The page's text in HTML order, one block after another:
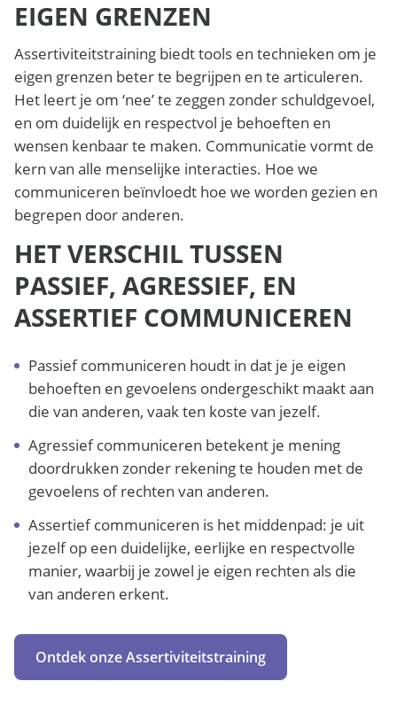
EIGEN GRENZEN
Assertiviteitstraining biedt tools en technieken om je
eigen grenzen beter te begrijpen en te articuleren.
Het leert je om ‘nee’ te zeggen zonder schuldgevoel,
en om duidelijk en respectvol je behoeften en
wensen kenbaar te maken. Communicatie vormt de
kern van alle menselijke interacties. Hoe we
communiceren beïnvloedt hoe we worden gezien en
begrepen door anderen.
HET VERSCHIL TUSSEN
PASSIEF, AGRESSIEF, EN
ASSERTIEF COMMUNICEREN
Passief communiceren houdt in dat je je eigen
behoeften en gevoelens ondergeschikt maakt aan
die van anderen, vaak ten koste van jezelf.
Agressief communiceren betekent je mening
doordrukken zonder rekening te houden met de
gevoelens of rechten van anderen.
Assertief communiceren is het middenpad: je uit
jezelf op een duidelijke, eerlijke en respectvolle
manier, waarbij je zowel je eigen rechten als die
van anderen erkent.
Ontdek onze Assertiviteitstraining